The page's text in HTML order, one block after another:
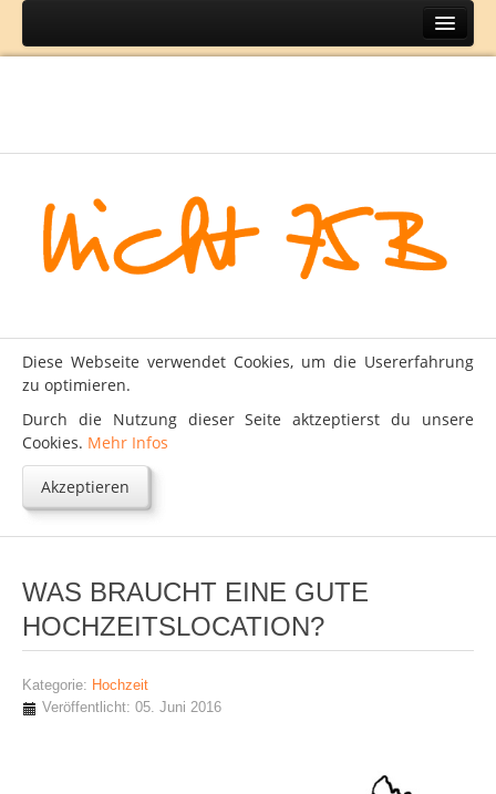
Home
Lifestyle
Mode
Kontakt
Impressum
Datenschutz
Diese Webseite verwendet Cookies, um die Usererfahrung
zu optimieren.
Durch die Nutzung dieser Seite aktzeptierst du unsere
Cookies. Mehr Infos
Akzeptieren
WAS BRAUCHT EINE GUTE
HOCHZEITSLOCATION?
Kategorie: Hochzeit
Veröffentlicht: 05. Juni 2016